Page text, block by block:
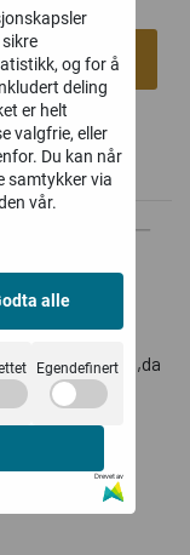
til Tynn
uttrykk.
strikkefasthet,da
Derav også
og for å
deling
er helt
valgfrie, eller
Du kan når
samtykker via
vår.
alle
Egendefinert
Drevet av